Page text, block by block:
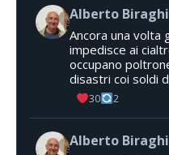
Alberto Biraghi
Ancora una volta
impedisce ai
occupano
disastri coi soldi
30 2
Alberto Biraghi